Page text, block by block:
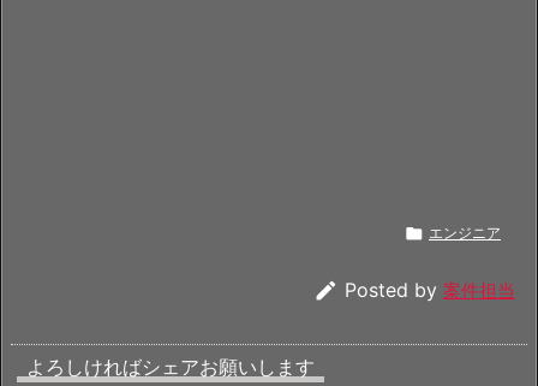
 エンジニア
 Posted by 案件担当
よろしければシェアお願いします